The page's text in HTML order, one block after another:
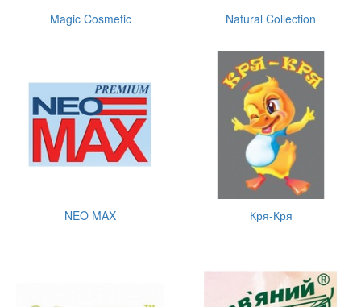
Magic Cosmetic Natural Collection
NEO MAX Кря-Кря